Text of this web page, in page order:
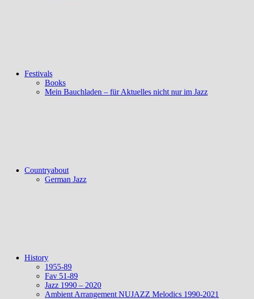
Festivals
Books
Mein Bauchladen – für Aktuelles nicht nur im Jazz
Countryabout
German Jazz
History
1955-89
Fav 51-89
Jazz 1990 – 2020
Ambient Arrangement NUJAZZ Melodics 1990-2021